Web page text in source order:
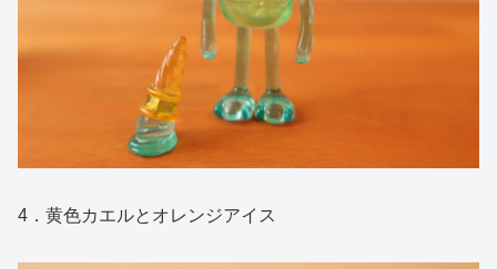
4．黄色カエルとオレンジアイス